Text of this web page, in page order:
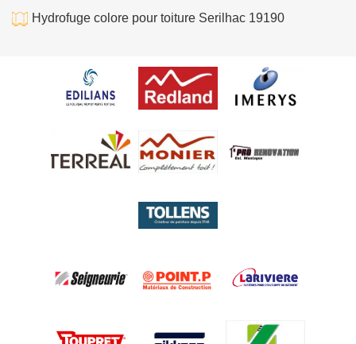
Hydrofuge colore pour toiture Serilhac 19190